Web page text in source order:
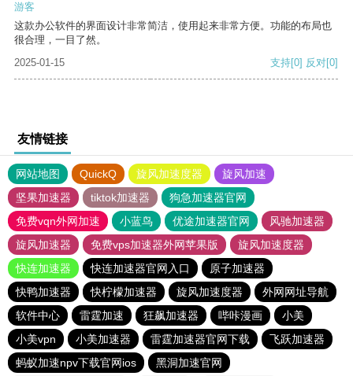
游客
这款办公软件的界面设计非常简洁，使用起来非常方便。功能的布局也
很合理，一目了然。
2025-01-15
支持[0] 反对[0]
友情链接
网站地图 QuickQ 旋风加速度器
旋风加速
坚果加速器
tiktok加速器
狗急加速器官网
免费vqn外网加速
小蓝鸟 优途加速器官网
风驰加速器
旋风加速器
免费vps加速器外网苹果版
旋风加速度器
快连加速器
快连加速器官网入口
原子加速器
快鸭加速器
快柠檬加速器 旋风加速度器
外网网址导航
软件中心
雷霆加速 狂飙加速器 哔咔漫画
小美
小美vpn
小美加速器 雷霆加速器官网下载
飞跃加速器
蚂蚁加速npv下载官网ios
黑洞加速官网